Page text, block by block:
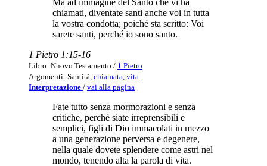
chiamati, diventate santi anche voi in tutta
la vostra condotta; poiché sta scritto: Voi
sarete santi, perché io sono santo.
1 Pietro 1:15-16
Libro: Nuovo Testamento / 1 Pietro
Argomenti: Santità, chiamata vita
Interpretazione / vai alla pagina
Fate tutto senza mormorazioni e senza
critiche, perché siate irreprensibili e
semplici, figli di Dio immacolati in mezzo
a una generazione perversa e degenere,
nella quale dovete splendere come astri nel
mondo, tenendo alta la parola di vita.